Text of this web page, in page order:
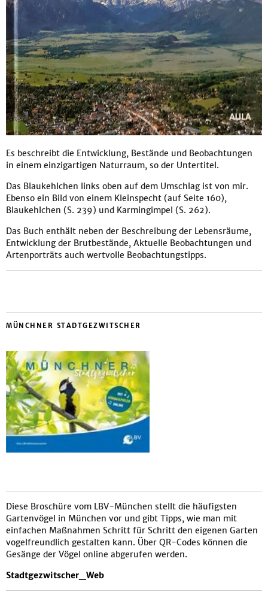
Es beschreibt die Entwicklung, Bestände und Beobachtungen
in einem einzigartigen Naturraum, so der Untertitel.
Das Blaukehlchen links oben auf dem Umschlag ist von mir.
Ebenso ein Bild von einem Kleinspecht (auf Seite 160),
Blaukehlchen (S. 239) und Karmingimpel (S. 262).
Das Buch enthält neben der Beschreibung der Lebensräume,
Entwicklung der Brutbestände, Aktuelle Beobachtungen und
Artenporträts auch wertvolle Beobachtungstipps.
MÜNCHNER STADTGEZWITSCHER
Diese Broschüre vom LBV-München stellt die häufigsten
Gartenvögel in München vor und gibt Tipps, wie man mit
einfachen Maßnahmen Schritt für Schritt den eigenen Garten
vogelfreundlich gestalten kann. Über QR-Codes können die
Gesänge der Vögel online abgerufen werden.
Stadtgezwitscher_Web